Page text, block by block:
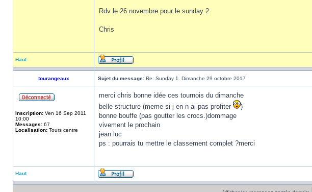
Rdv le 26 novembre pour le sunday 2
Chris
Haut
tourangeaux Sujet du message: Re: Sunday 1. Dimanche 29 octobre 2017
Inscription: Ven 16 Sep 2011
10:00
Messages: 67
Localisation: Tours centre
merci chris bonne idée ces tournois du dimanche
belle structure (meme si j en n ai pas profiter
)
bonne bouffe (pas goutter les crocs.)dommage
vivement le prochain
jean luc
ps : pourrais tu mettre le classement complet ?merci
Haut